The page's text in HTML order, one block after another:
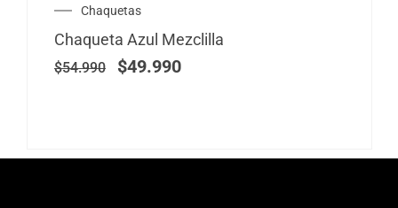
Chaquetas
Chaqueta Azul Mezclilla
$54.990
El
precio
original
era:
$49.990
precio
actual
es: